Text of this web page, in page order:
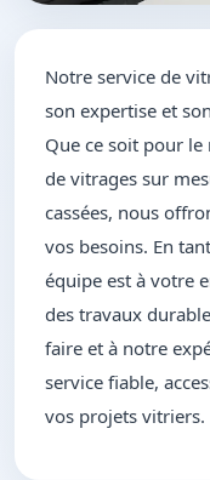
Notre service de
son expertise et
Que ce soit pour
de vitrages sur
cassées, nous
vos besoins. En
équipe est à votre
des travaux
faire et à notre
service fiable,
vos projets vitriers.